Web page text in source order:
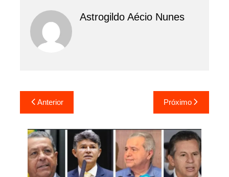
Astrogildo Aécio Nunes
Navegação
de
Post
Anterior Próximo